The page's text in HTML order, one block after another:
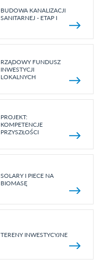
BUDOWA KANALIZACJI
SANITARNEJ - ETAP I
RZĄDOWY FUNDUSZ
INWESTYCJI
LOKALNYCH
PROJEKT:
KOMPETENCJE
PRZYSZŁOŚCI
SOLARY I PIECE NA
BIOMASĘ
TERENY INWESTYCYJNE